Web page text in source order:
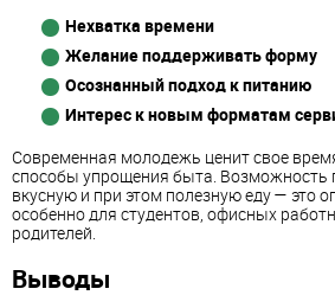
Нехватка времени
Желание поддерживать форму
Осознанный подход к питанию
Интерес к новым форматам
Современная молодежь ценит свое
способы упрощения быта. Возможность
вкусную и при этом полезную еду — это
особенно для студентов, офисных
родителей.
Выводы